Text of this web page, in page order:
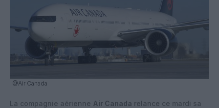
@Air Canada
La compagnie aérienne Air Canada relance ce mardi sa